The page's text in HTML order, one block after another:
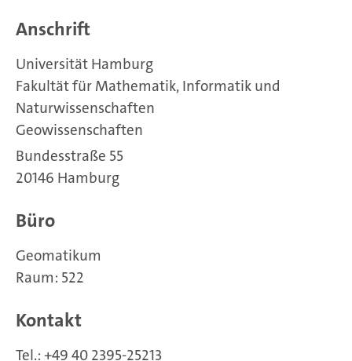
Anschrift
Universität Hamburg
Fakultät für Mathematik, Informatik und
Naturwissenschaften
Geowissenschaften
Bundesstraße 55
20146 Hamburg
Büro
Geomatikum
Raum: 522
Kontakt
Tel.: +49 40 2395-25213